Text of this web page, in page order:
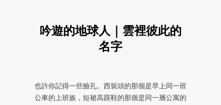
吟遊的地球人｜雲裡彼此的
名字
也許你記得一些臉孔。西裝頭的那個是早上同一班
公車的上班族，短裙高跟鞋的那個是同一層公寓的